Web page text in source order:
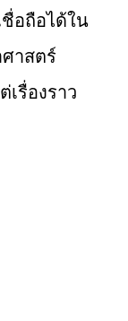
อถือได้ใน
าสตร์
รื่องราว